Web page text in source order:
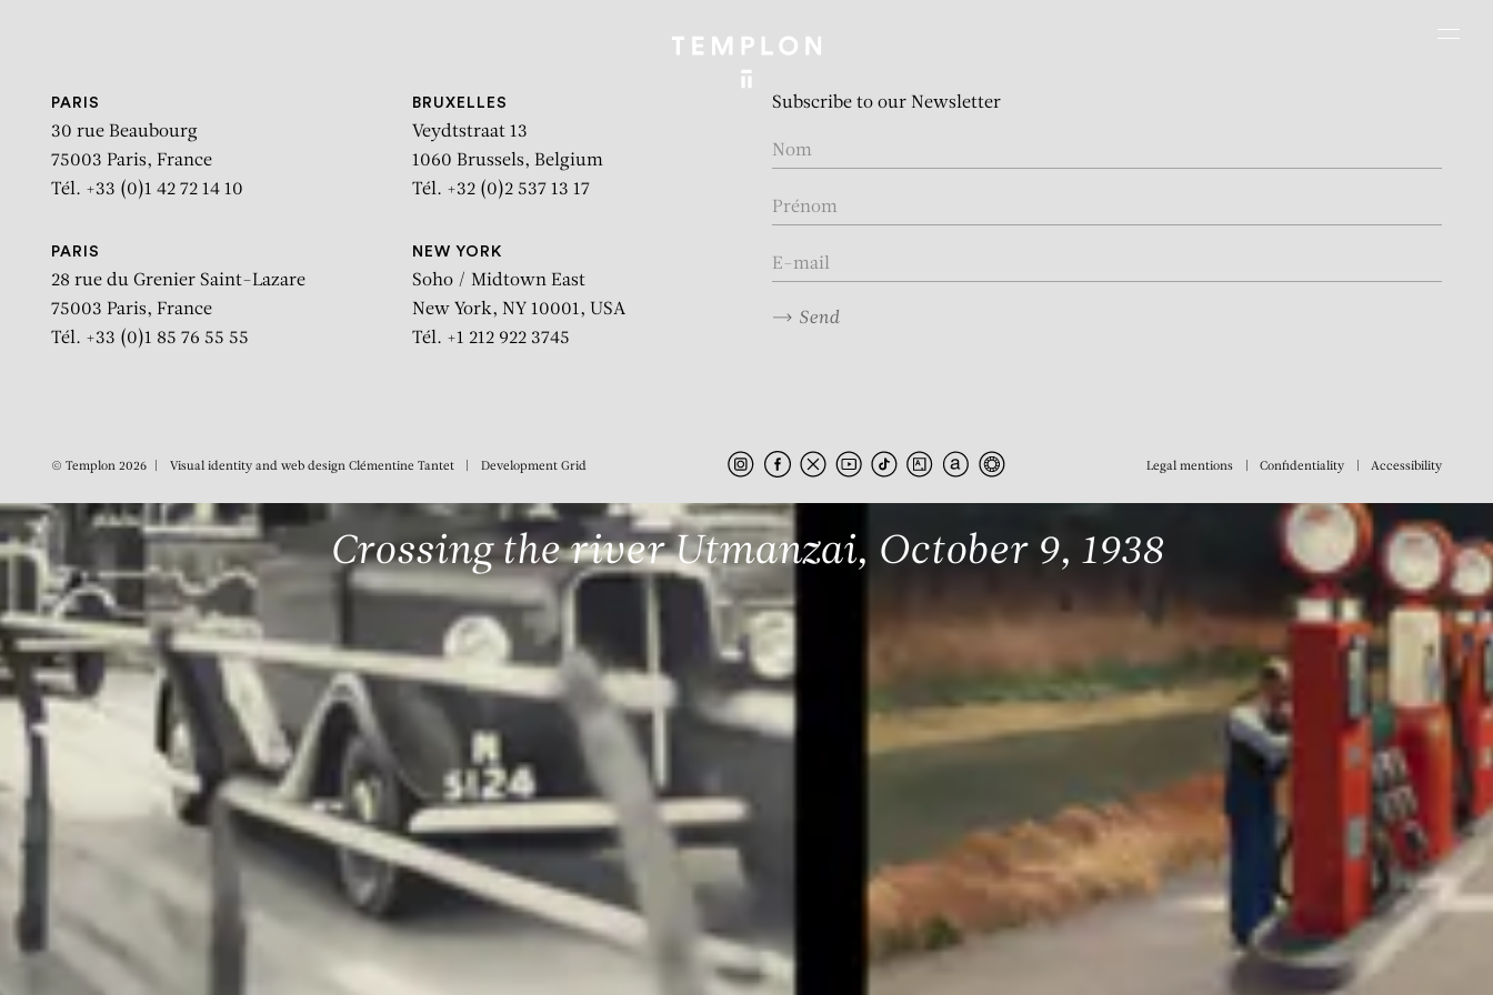
Crossing the river Utmanzai, October 9, 1938
PARIS
30 rue Beaubourg
75003 Paris, France
Tél. +33 (0)1 42 72 14 10
BRUXELLES
Veydtstraat 13
1060 Brussels, Belgium
Tél. +32 (0)2 537 13 17
PARIS
28 rue du Grenier Saint-Lazare
75003 Paris, France
Tél. +33 (0)1 85 76 55 55
NEW YORK
Soho / Midtown East
New York, NY 10001, USA
Tél. +1 212 922 3745
Subscribe to our Newsletter
Send
© Templon 2026 Visual identity and web design Clémentine Tantet Development Grid Legal mentions Confidentiality Accessibility